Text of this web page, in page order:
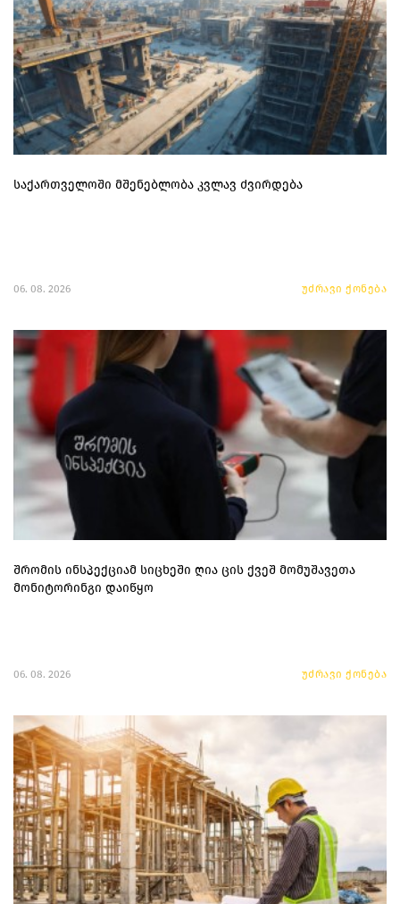
საქართველოში მშენებლობა კვლავ ძვირდება
06. 08. 2026 უძრავი ქონება
შრომის ინსპექციამ სიცხეში ღია ცის ქვეშ მომუშავეთა
მონიტორინგი დაიწყო
06. 08. 2026 უძრავი ქონება